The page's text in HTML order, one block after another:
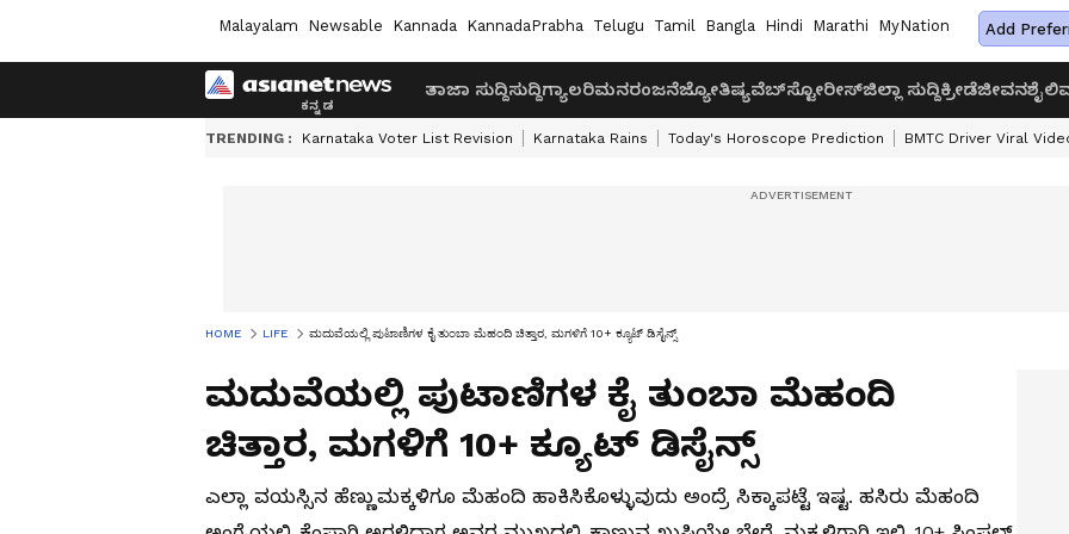
Malayalam Newsable Kannada KannadaPrabha Telugu Tamil Bangla Hindi Marathi MyNation Add
ತಾಜಾ ಸುದ್ದಿಸುದ್ದಿಗ್ಯಾಲರಿಮನರಂಜನೆಜ್ಯೋತಿಷ್ಯವೆಬ್‌ಸ್ಟೋರೀಸ್ಜಿಲ್ಲಾ ಸುದ್ದಿಕ್ರೀಡೆಜೀವನಶೈಲಿ
TRENDING : Karnataka Voter List Revision Karnataka Rains Today's Horoscope Prediction BMTC Driver Viral
HOME LIFE ಮದುವೆಯಲ್ಲಿ ಪುಟಾಣಿಗಳ ಕೈ ತುಂಬಾ ಮೆಹಂದಿ ಚಿತ್ತಾರ, ಮಗಳಿಗೆ 10+ ಕ್ಯೂಟ್ ಡಿಸೈನ್ಸ್
ಮದುವೆಯಲ್ಲಿ ಪುಟಾಣಿಗಳ ಕೈ ತುಂಬಾ ಮೆಹಂದಿ
ಚಿತ್ತಾರ, ಮಗಳಿಗೆ 10+ ಕ್ಯೂಟ್ ಡಿಸೈನ್ಸ್
ಎಲ್ಲಾ ವಯಸ್ಸಿನ ಹೆಣ್ಣುಮಕ್ಕಳಿಗೂ ಮೆಹಂದಿ ಹಾಕಿಸಿಕೊಳ್ಳುವುದು ಅಂದ್ರೆ ಸಿಕ್ಕಾಪಟ್ಟೆ ಇಷ್ಟ. ಹಸಿರು ಮೆಹಂದಿ